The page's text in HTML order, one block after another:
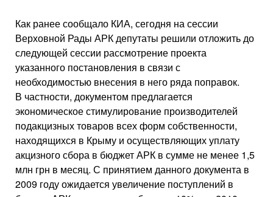
Как ранее сообщало КИА, сегодня на сессии
Верховной Рады АРК депутаты решили отложить до
следующей сессии рассмотрение проекта
указанного постановления в связи с
необходимостью внесения в него ряда поправок.
В частности, документом предлагается
экономическое стимулирование производителей
подакцизных товаров всех форм собственности,
находящихся в Крыму и осуществляющих уплату
акцизного сбора в бюджет АРК в сумме не менее 1,5
млн грн в месяц. С принятием данного документа в
2009 году ожидается увеличение поступлений в